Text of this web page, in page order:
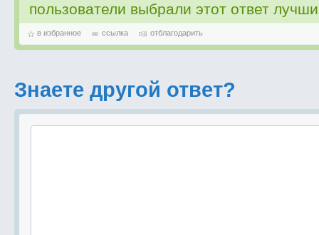
пользователи выбрали этот ответ
в избранное ссылка отблагодарить
Знаете другой ответ?